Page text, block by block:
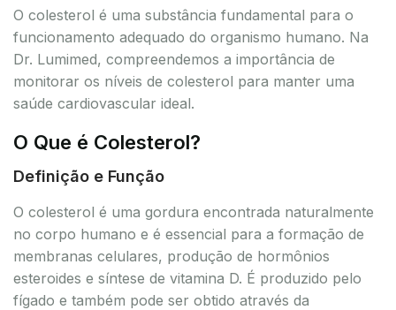
O colesterol é uma substância fundamental para o
funcionamento adequado do organismo humano. Na
Dr. Lumimed, compreendemos a importância de
monitorar os níveis de colesterol para manter uma
saúde cardiovascular ideal.
O Que é Colesterol?
Definição e Função
O colesterol é uma gordura encontrada naturalmente
no corpo humano e é essencial para a formação de
membranas celulares, produção de hormônios
esteroides e síntese de vitamina D. É produzido pelo
fígado e também pode ser obtido através da